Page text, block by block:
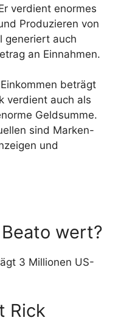
verdient enormes
Produzieren von
generiert auch
an Einnahmen.
beträgt
verdient auch als
Geldsumme.
sind Marken-
und
wert?
3 Millionen US-
Rick